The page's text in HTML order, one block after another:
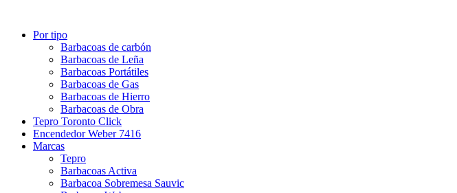
Por tipo
Barbacoas de carbón
Barbacoas de Leña
Barbacoas Portátiles
Barbacoas de Gas
Barbacoas de Hierro
Barbacoas de Obra
Tepro Toronto Click
Encendedor Weber 7416
Marcas
Tepro
Barbacoas Activa
Barbacoa Sobremesa Sauvic